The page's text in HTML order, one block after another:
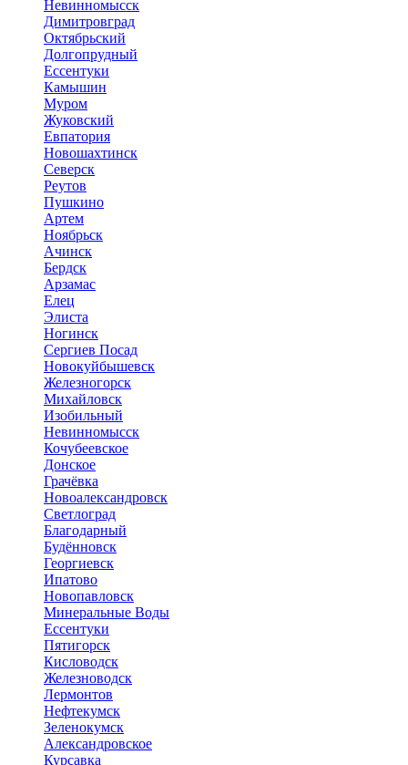
Невинномысск
Димитровград
Октябрьский
Долгопрудный
Ессентуки
Камышин
Муром
Жуковский
Евпатория
Новошахтинск
Северск
Реутов
Пушкино
Артем
Ноябрьск
Ачинск
Бердск
Арзамас
Елец
Элиста
Ногинск
Сергиев Посад
Новокуйбышевск
Железногорск
Михайловск
Изобильный
Невинномысск
Кочубеевское
Донское
Грачёвка
Новоалександровск
Светлоград
Благодарный
Будённовск
Георгиевск
Ипатово
Новопавловск
Минеральные Воды
Ессентуки
Пятигорск
Кисловодск
Железноводск
Лермонтов
Нефтекумск
Зеленокумск
Александровское
Курсавка